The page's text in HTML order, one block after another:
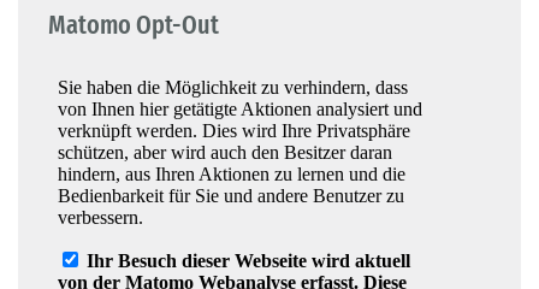
Matomo Opt-Out